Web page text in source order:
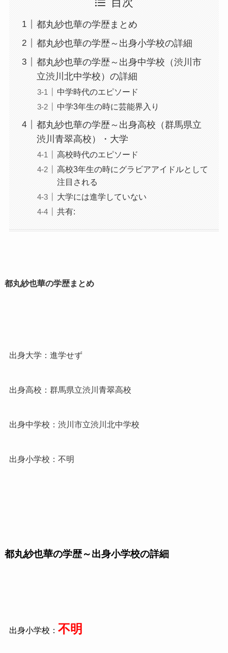
目次
都丸紗也華の学歴まとめ
都丸紗也華の学歴～出身小学校の詳細
都丸紗也華の学歴～出身中学校（渋川市
立渋川北中学校）の詳細
中学時代のエピソード
中学3年生の時に芸能界入り
都丸紗也華の学歴～出身高校（群馬県立
渋川青翠高校）・大学
高校時代のエピソード
高校3年生の時にグラビアアイドルとして
注目される
大学には進学していない
共有:
都丸紗也華の学歴まとめ
出身大学：進学せず
出身高校：群馬県立渋川青翠高校
出身中学校：渋川市立渋川北中学校
出身小学校：不明
都丸紗也華の学歴～出身小学校の詳細
出身小学校： 不明